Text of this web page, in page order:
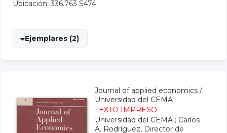
Ubicación: 336.763 S474
Ejemplares (2)
Journal of applied economics /
Universidad del CEMA
TEXTO IMPRESO
Universidad del CEMA ; Carlos
A. Rodríguez, Director de